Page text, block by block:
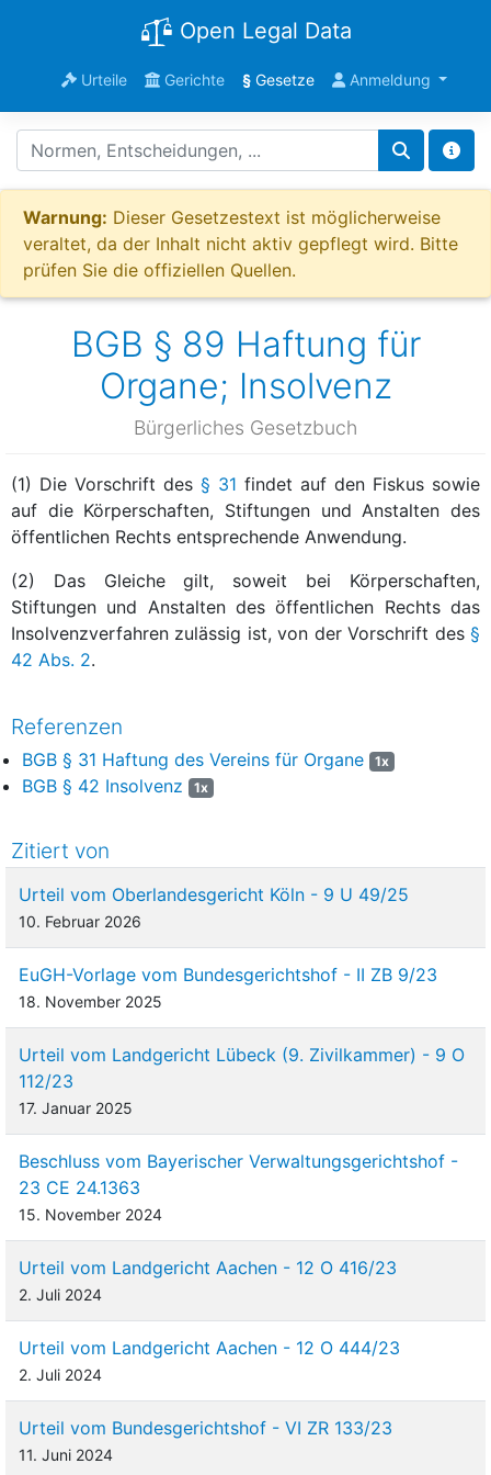
Open Legal Data
Urteile Gerichte §Gesetze Anmeldung
Warnung: Dieser Gesetzestext ist möglicherweise
veraltet, da der Inhalt nicht aktiv gepflegt wird. Bitte
prüfen Sie die offiziellen Quellen.
BGB § 89 Haftung für
Organe; Insolvenz
Bürgerliches Gesetzbuch
(1) Die Vorschrift des § 31 findet auf den Fiskus sowie
auf die Körperschaften, Stiftungen und Anstalten des
öffentlichen Rechts entsprechende Anwendung.
(2) Das Gleiche gilt, soweit bei Körperschaften,
Stiftungen und Anstalten des öffentlichen Rechts das
Insolvenzverfahren zulässig ist, von der Vorschrift des §
42 Abs. 2.
Referenzen
BGB § 31 Haftung des Vereins für Organe 1x
BGB § 42 Insolvenz 1x
Zitiert von
Urteil vom Oberlandesgericht Köln - 9 U 49/25
10. Februar 2026
EuGH-Vorlage vom Bundesgerichtshof - II ZB 9/23
18. November 2025
Urteil vom Landgericht Lübeck (9. Zivilkammer) - 9 O
112/23
17. Januar 2025
Beschluss vom Bayerischer Verwaltungsgerichtshof -
23 CE 24.1363
15. November 2024
Urteil vom Landgericht Aachen - 12 O 416/23
2. Juli 2024
Urteil vom Landgericht Aachen - 12 O 444/23
2. Juli 2024
Urteil vom Bundesgerichtshof - VI ZR 133/23
11. Juni 2024